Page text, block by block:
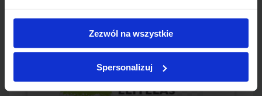
Zezwól na wszystkie
Spersonalizuj
Pracownik fizyczny